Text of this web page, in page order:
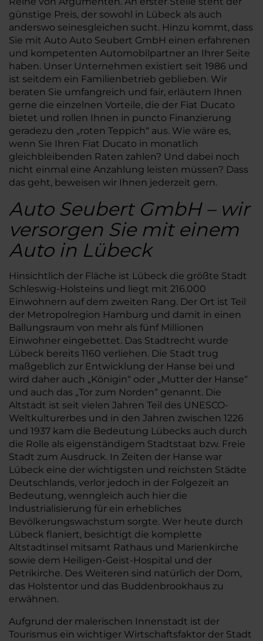
günstige Preis, der sowohl in Lübeck als auch
anderswo seinesgleichen sucht. Hinzu kommt, dass
Sie mit Auto Auto Seubert GmbH einen erfahrenen
und kompetenten Automobilpartner an Ihrer Seite
haben. Unser Unternehmen existiert seit 1986 und
ist seitdem ein Familienbetrieb geblieben. Wir
beraten Sie umfangreich und fair, erläutern Ihnen
gerne die einzelnen Vorteile, die der Fiat Ducato
bietet und rollen Ihnen in puncto Finanzierung
geradezu den „roten Teppich“ aus. Wie wäre es,
wenn Sie Ihren Fiat Ducato in monatlich
gleichbleibenden Raten zahlen? Und dabei noch
nicht einmal eine Anzahlung leisten müssen? Dass
das geht, beweisen wir Ihnen jederzeit gern.
Auto Seubert GmbH – wir
versorgen Sie mit einem
Auto in Lübeck
Hinsichtlich der Fläche ist Lübeck die größte Stadt
Schleswig-Holsteins und liegt mit 216.000
Einwohnern auf dem zweiten Rang. Der Ort ist Teil
der Metropolregion Hamburg und damit in einen
Ballungsraum von mehr als fünf Millionen
Einwohner eingebettet. Das Stadtrecht wurde
Lübeck bereits 1160 verliehen. Die Stadt trug
maßgeblich zur Entwicklung der Hanse bei und
wird daher auch „Königin“ oder „Mutter der Hanse“
und auch das „Tor zum Norden“ genannt. Die
Altstadt ist seit vielen Jahren Teil des UNESCO-
Weltkulturerbes und in den Jahren zwischen 1226
und 1937 kam die Bedeutung Lübecks auch durch
die Rolle als eigenständigem Stadtstaat bzw. Freie
Stadt zum Ausdruck. In Zeiten der Hanse war
Lübeck eine der wichtigsten und reichsten Städte
Deutschlands, verlor jedoch in der Folgezeit an
Bedeutung, wenngleich auch hier die
Industrialisierung für ein erhebliches
Bevölkerungswachstum sorgte. Wer heute durch
Lübeck flaniert, besichtigt die komplette
Altstadtinsel mitsamt Rathaus und Marienkirche
sowie dem Heiligen-Geist-Hospital und der
Petrikirche. Des Weiteren sind natürlich der Dom,
das Holstentor und das Buddenbrookhaus zu
erwähnen.
Aufgrund der malerischen Innenstadt ist der
Tourismus ein wichtiger Wirtschaftsfaktor der Stadt